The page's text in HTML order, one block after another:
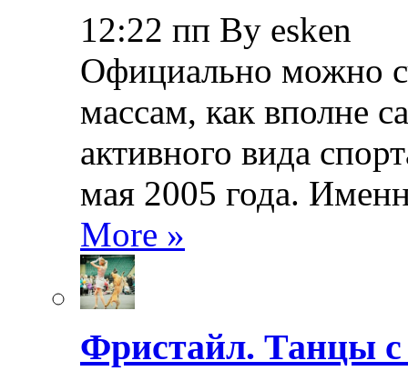
12:22 пп By esken
Официально можно
массам, как вполне
активного вида
мая 2005 года.
More »
Фристайл. Танцы с